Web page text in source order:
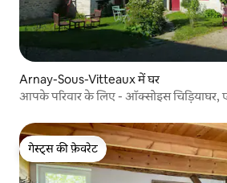
Arnay-Sous-Vitteaux में घर
आपके परिवार के लिए - ऑक्सोइस चिड़ियाघर,
गेस्ट्स की फ़ेवरेट
गेस्ट्स की फ़ेवरेट